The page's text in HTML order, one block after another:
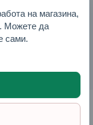
на магазина,
Можете да
сами.